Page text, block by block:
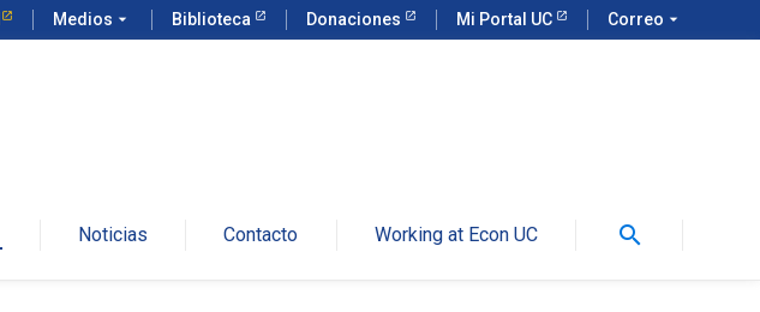
Medios arrow_drop_down Biblioteca Donaciones Mi Portal UC Correo arrow_drop_down
Noticias Contacto Working at Econ UC search